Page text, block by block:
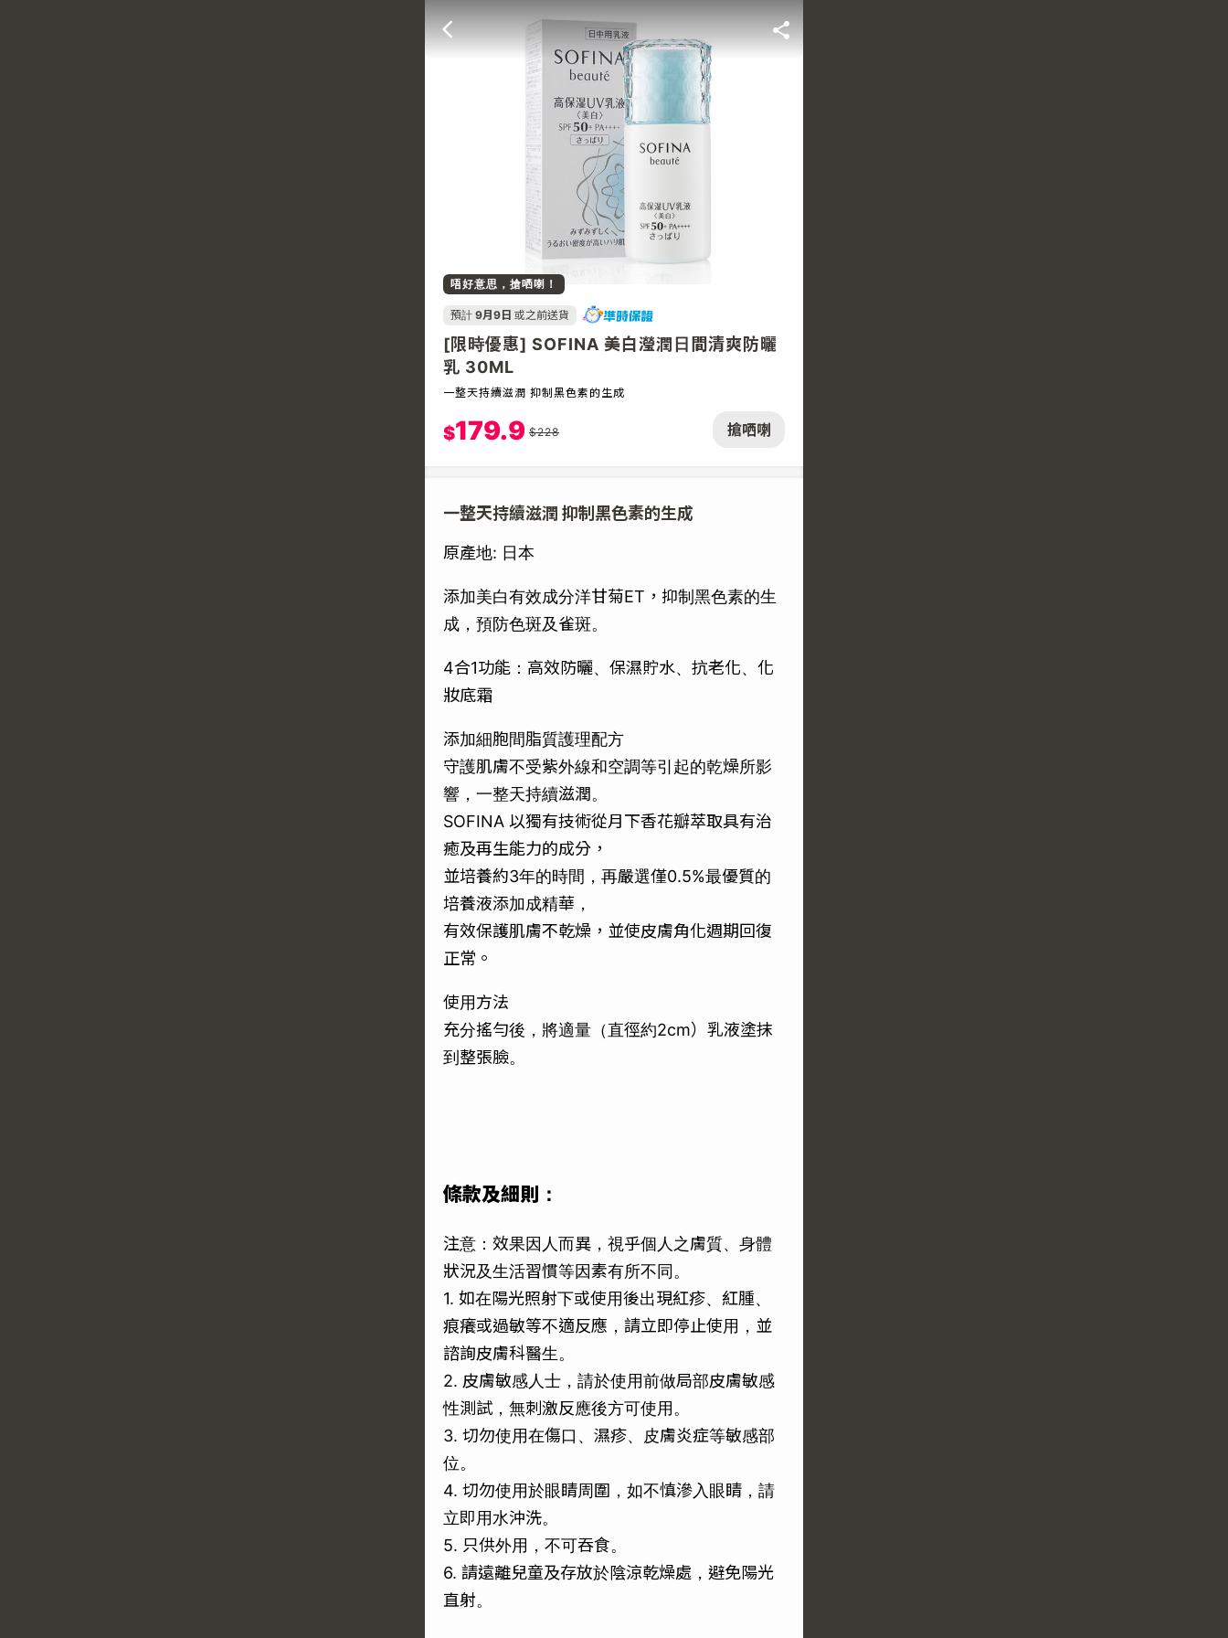
搶哂喇
唔好意思，搶哂喇！
預計 9月9日 或之前送貨
[限時優惠] SOFINA 美白瀅潤日間清爽防曬
乳 30ML
一整天持續滋潤 抑制黑色素的生成
$179.9 $228
一整天持續滋潤 抑制黑色素的生成
原產地: 日本
添加美白有效成分洋甘菊ET，抑制黑色素的生
成，預防色斑及雀斑。
4合1功能：高效防曬、保濕貯水、抗老化、化
妝底霜
添加細胞間脂質護理配方
守護肌膚不受紫外線和空調等引起的乾燥所影
響，一整天持續滋潤。
SOFINA 以獨有技術從月下香花瓣萃取具有治
癒及再生能力的成分，
並培養約3年的時間，再嚴選僅0.5%最優質的
培養液添加成精華，
有效保護肌膚不乾燥，並使皮膚角化週期回復
正常。
使用方法
充分搖勻後，將適量（直徑約2cm）乳液塗抹
到整張臉。
條款及細則：
注意：效果因人而異，視乎個人之膚質、身體
狀況及生活習慣等因素有所不同。
1. 如在陽光照射下或使用後出現紅疹、紅腫、
痕癢或過敏等不適反應，請立即停止使用，並
諮詢皮膚科醫生。
2. 皮膚敏感人士，請於使用前做局部皮膚敏感
性測試，無刺激反應後方可使用。
3. 切勿使用在傷口、濕疹、皮膚炎症等敏感部
位。
4. 切勿使用於眼睛周圍，如不慎滲入眼睛，請
立即用水沖洗。
5. 只供外用，不可吞食。
6. 請遠離兒童及存放於陰涼乾燥處，避免陽光
直射。